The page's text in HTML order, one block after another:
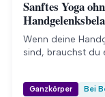
Sanftes Yoga
Wenn deine
sind, brauchst du
Ganzkörper
Bei